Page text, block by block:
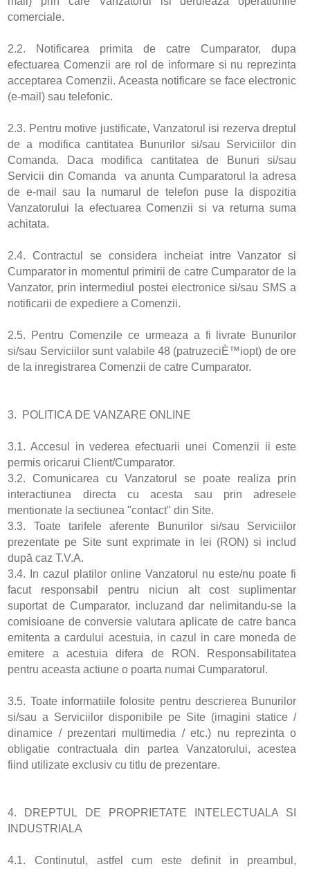
comerciale.
2.2. Notificarea primita de catre Cumparator, dupa
efectuarea Comenzii are rol de informare si nu reprezinta
acceptarea Comenzii. Aceasta notificare se face electronic
(e-mail) sau telefonic.
2.3. Pentru motive justificate, Vanzatorul isi rezerva dreptul
de a modifica cantitatea Bunurilor si/sau Serviciilor din
Comanda. Daca modifica cantitatea de Bunuri si/sau
Servicii din Comanda va anunta Cumparatorul la adresa
de e-mail sau la numarul de telefon puse la dispozitia
Vanzatorului la efectuarea Comenzii si va returna suma
achitata.
2.4. Contractul se considera incheiat intre Vanzator si
Cumparator in momentul primirii de catre Cumparator de la
Vanzator, prin intermediul postei electronice si/sau SMS a
notificarii de expediere a Comenzii.
2.5. Pentru Comenzile ce urmeaza a fi livrate Bunurilor
si/sau Serviciilor sunt valabile 48 (patruzeciÈ™iopt) de ore
de la inregistrarea Comenzii de catre Cumparator.
3. POLITICA DE VANZARE ONLINE
3.1. Accesul in vederea efectuarii unei Comenzii ii este
permis oricarui Client/Cumparator.
3.2. Comunicarea cu Vanzatorul se poate realiza prin
interactiunea directa cu acesta sau prin adresele
mentionate la sectiunea "contact" din Site.
3.3. Toate tarifele aferente Bunurilor si/sau Serviciilor
prezentate pe Site sunt exprimate in lei (RON) si includ
după caz T.V.A.
3.4. In cazul platilor online Vanzatorul nu este/nu poate fi
facut responsabil pentru niciun alt cost suplimentar
suportat de Cumparator, incluzand dar nelimitandu-se la
comisioane de conversie valutara aplicate de catre banca
emitenta a cardului acestuia, in cazul in care moneda de
emitere a acestuia difera de RON. Responsabilitatea
pentru aceasta actiune o poarta numai Cumparatorul.
3.5. Toate informatiile folosite pentru descrierea Bunurilor
si/sau a Serviciilor disponibile pe Site (imagini statice /
dinamice / prezentari multimedia / etc.) nu reprezinta o
obligatie contractuala din partea Vanzatorului, acestea
fiind utilizate exclusiv cu titlu de prezentare.
4. DREPTUL DE PROPRIETATE INTELECTUALA SI
INDUSTRIALA
4.1. Continutul, astfel cum este definit in preambul,